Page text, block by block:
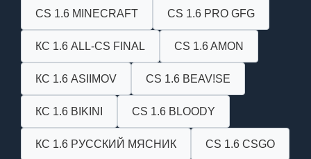
CS 1.6 MINECRAFT CS 1.6 PRO GFG
КС 1.6 ALL-CS FINAL CS 1.6 AMON
КС 1.6 ASIIMOV CS 1.6 BEAV!SE
КС 1.6 BIKINI CS 1.6 BLOODY
КС 1.6 РУССКИЙ МЯСНИК CS 1.6 CSGO